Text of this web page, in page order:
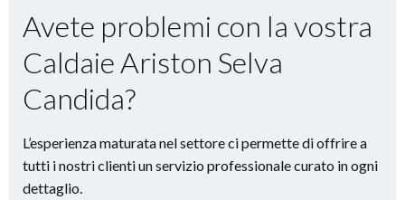
Avete problemi con la vostra
Caldaie Ariston Selva
Candida?
L’esperienza maturata nel settore ci permette di offrire a
tutti i nostri clienti un servizio professionale curato in ogni
dettaglio.